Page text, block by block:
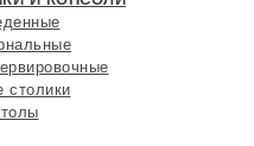
столики